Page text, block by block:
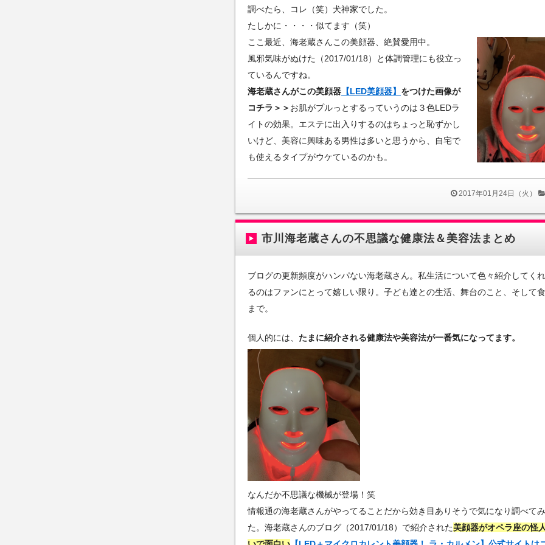
調べたら、コレ（笑）犬神家でした。
たしかに・・・・似てます（笑）
ここ最近、海老蔵さんこの美顔器、絶賛愛用中。
風邪気味がぬけた（2017/01/18）と体調管理にも役立っ
ているんですね。
海老蔵さんがこの美顔器 【LED美顔器】 をつけた画像が
コチラ＞＞ お肌がプルっとするっていうのは３色LEDラ
イトの効果。エステに出入りするのはちょっと恥ずかし
いけど、美容に興味ある男性は多いと思うから、自宅で
も使えるタイプがウケているのかも。
2017年01月24日（火）
市川海老蔵さんの不思議な健康法＆美容法まとめ
ブログの更新頻度がハンパない海老蔵さん。私生活について色々紹介してく
るのはファンにとって嬉しい限り。子ども達との生活、舞台のこと、そして
まで。
個人的には、 たまに紹介される健康法や美容法が一番気になってます。
なんだか不思議な機械が登場！笑
情報通の海老蔵さんがやってることだから効き目ありそうで気になり調べて
た。海老蔵さんのブログ（2017/01/18）で紹介された美顔器がオペラ座の怪